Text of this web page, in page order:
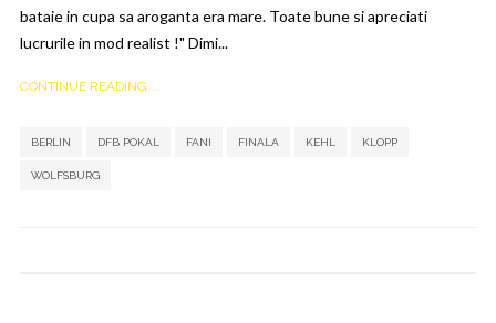
bataie in cupa sa aroganta era mare. Toate bune si apreciati
lucrurile in mod realist !" Dimi...
CONTINUE READING ...
BERLIN DFB POKAL FANI FINALA KEHL KLOPP
WOLFSBURG